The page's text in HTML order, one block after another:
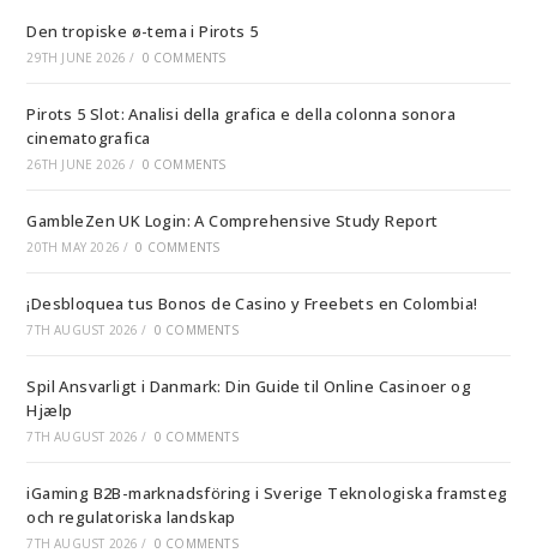
Den tropiske ø-tema i Pirots 5
29TH JUNE 2026 / 0 COMMENTS
Pirots 5 Slot: Analisi della grafica e della colonna sonora
cinematografica
26TH JUNE 2026 / 0 COMMENTS
GambleZen UK Login: A Comprehensive Study Report
20TH MAY 2026 / 0 COMMENTS
¡Desbloquea tus Bonos de Casino y Freebets en Colombia!
7TH AUGUST 2026 / 0 COMMENTS
Spil Ansvarligt i Danmark: Din Guide til Online Casinoer og
Hjælp
7TH AUGUST 2026 / 0 COMMENTS
iGaming B2B-marknadsföring i Sverige Teknologiska framsteg
och regulatoriska landskap
7TH AUGUST 2026 / 0 COMMENTS